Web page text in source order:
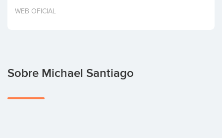
Invertir
WEB OFICIAL
Sobre Michael Santiago